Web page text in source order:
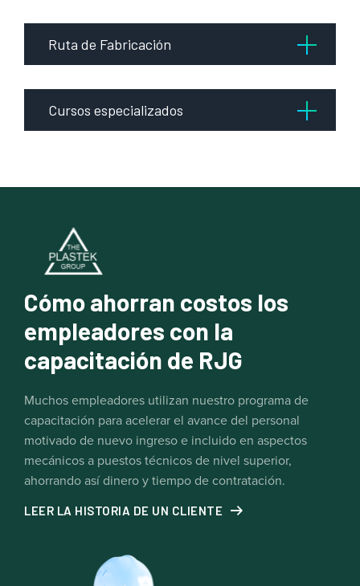
Ruta de Fabricación
Cursos especializados
Cómo ahorran costos los
empleadores con la
capacitación de RJG
Muchos empleadores utilizan nuestro programa de
capacitación para acelerar el avance del personal
motivado de nuevo ingreso e incluido en aspectos
mecánicos a puestos técnicos de nivel superior,
ahorrando así dinero y tiempo de contratación.
LEER LA HISTORIA DE UN CLIENTE